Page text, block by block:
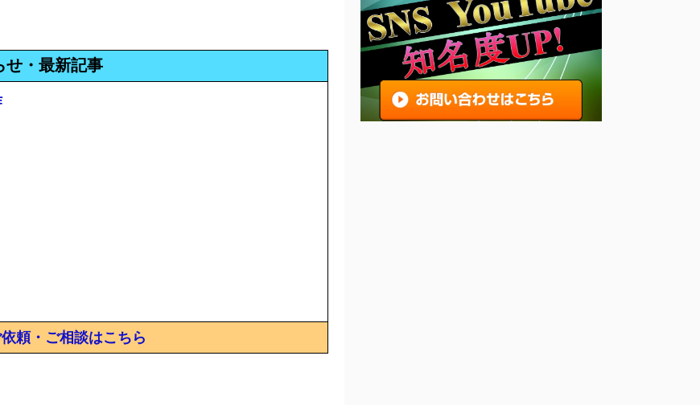
せ・最新記事
頼・ご相談はこちら